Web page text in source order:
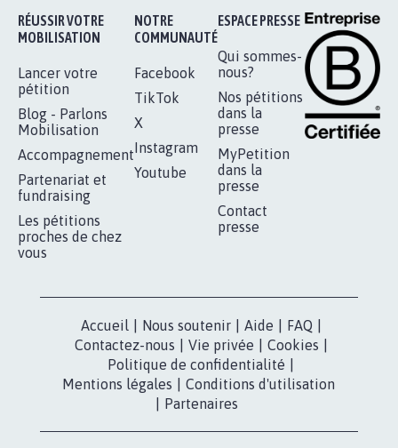
RÉUSSIR VOTRE
MOBILISATION
Lancer votre
pétition
Blog - Parlons
Mobilisation
Accompagnement
Partenariat et
fundraising
Les pétitions
proches de chez
vous
NOTRE
COMMUNAUTÉ
Facebook
TikTok
X
Instagram
Youtube
ESPACE PRESSE
Qui sommes-
nous?
Nos pétitions
dans la
presse
MyPetition
dans la
presse
Contact
presse
Accueil Nous soutenir Aide FAQ
Contactez-nous
Vie privée Cookies
Politique de confidentialité
Mentions légales
Conditions d'utilisation
Partenaires